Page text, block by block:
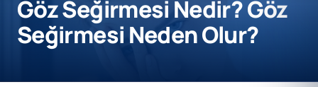
Göz Seğirmesi Nedir? Göz
Seğirmesi Neden Olur?